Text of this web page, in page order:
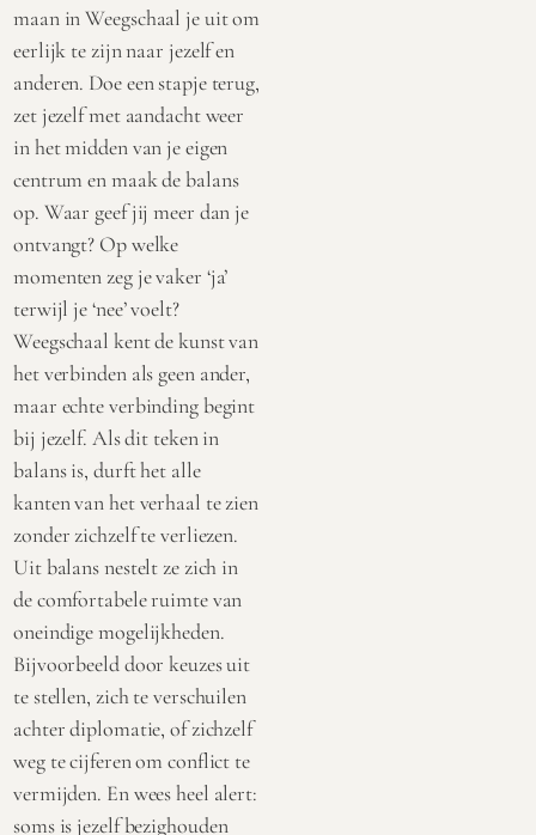
maan in Weegschaal je uit om
eerlijk te zijn naar jezelf en
anderen. Doe een stapje terug,
zet jezelf met aandacht weer
in het midden van je eigen
centrum en maak de balans
op. Waar geef jij meer dan je
ontvangt? Op welke
momenten zeg je vaker ‘ja’
terwijl je ‘nee’ voelt?
Weegschaal kent de kunst van
het verbinden als geen ander,
maar echte verbinding begint
bij jezelf. Als dit teken in
balans is, durft het alle
kanten van het verhaal te zien
zonder zichzelf te verliezen.
Uit balans nestelt ze zich in
de comfortabele ruimte van
oneindige mogelijkheden.
Bijvoorbeeld door keuzes uit
te stellen, zich te verschuilen
achter diplomatie, of zichzelf
weg te cijferen om conflict te
vermijden. En wees heel alert:
soms is jezelf bezighouden